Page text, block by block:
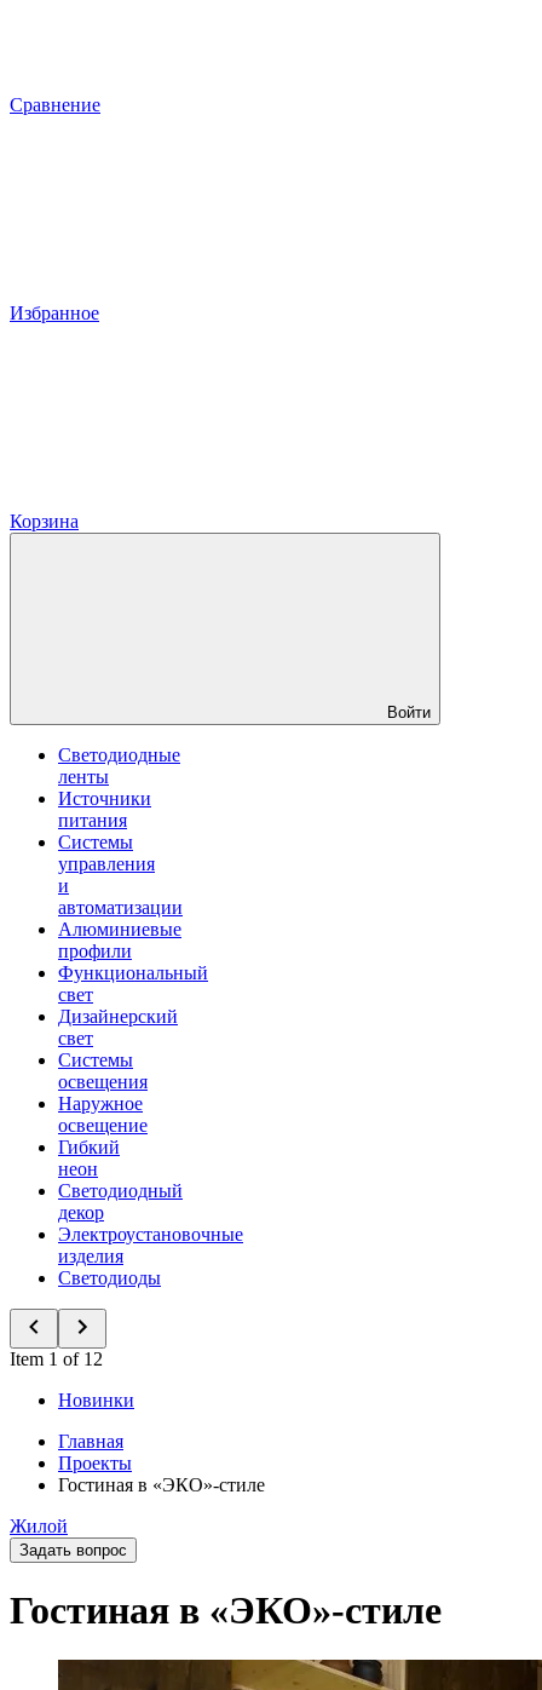
Сравнение
Избранное
Корзина
Войти
Светодиодные
ленты
Источники
питания
Системы
управления
и
автоматизации
Алюминиевые
профили
Функциональный
свет
Дизайнерский
свет
Системы
освещения
Наружное
освещение
Гибкий
неон
Светодиодный
декор
Электроустановочные
изделия
Светодиоды
Item 1 of 12
Новинки
Главная
Проекты
Гостиная в «ЭКО»-стиле
Жилой
Задать вопрос
Гостиная в «ЭКО»-стиле